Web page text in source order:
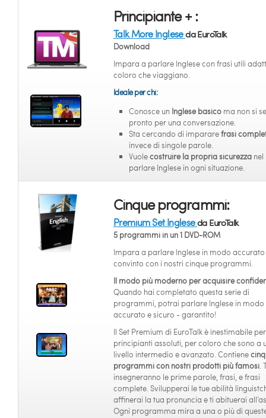
Principiante + :
Talk More Ingleseda EuroTalk
Download
Impara a parlare Inglese con frasi utili
coloro che viaggiano.
Ideale per chi:
Conosce un Inglese basico ma non si
pronto per una conversazione.
Sta cercando di impararefrasi
invece di singole parole.
Vuolecostruire la propria sicurezza nel
parlare Inglese in ogni situazione.
Cinque programmi:
Premium Set Ingleseda EuroTalk
5 programmi in un 1 DVD-ROM
Impara a parlare Inglese in modo accurato
convinto con i nostri cinque programmi.
Il modo più moderno per acquisire
Quando hai completato questa serie di
programmi, potrai parlare Inglese in modo
accurato e sicuro - garantito!
Il Set Premium di EuroTalk è inestimabile per
principianti assoluti, per coloro che sono a
livello intermedio e avanzato. Contiene
programmi con nostri prodotti più famosi.
insegneranno le prime parole, frasi, e frasi
complete. Svilupperai le tue abilità
affinerai la tua pronuncia e ti abituerai
Ogni programma mira a una o più di